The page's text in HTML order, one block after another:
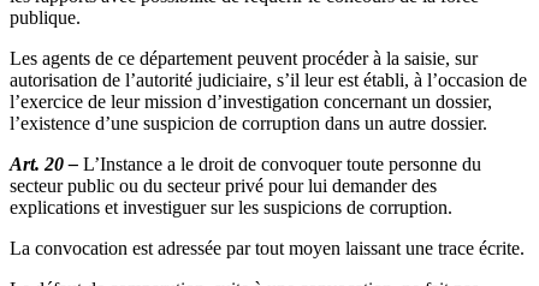
publique.
Les agents de ce département peuvent procéder à la saisie, sur
autorisation de l’autorité judiciaire, s’il leur est établi, à l’occasion de
l’exercice de leur mission d’investigation concernant un dossier,
l’existence d’une suspicion de corruption dans un autre dossier.
Art. 20 – L’Instance a le droit de convoquer toute personne du
secteur public ou du secteur privé pour lui demander des
explications et investiguer sur les suspicions de corruption.
La convocation est adressée par tout moyen laissant une trace écrite.